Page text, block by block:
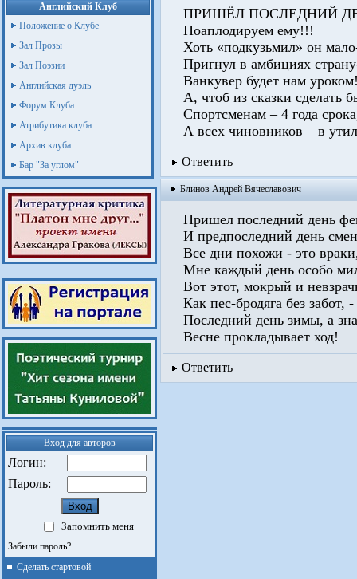
Английский Клуб
Положение о Клубе
Зал Прозы
Зал Поэзии
Английская дуэль
Форум Клуба
Атрибутика клуба
Архив клуба
Бар "За углом"
Вход для авторов
Логин:
Пароль:
Запомнить меня
Забыли пароль?
Сделать стартовой
ПРИШЁЛ ПОСЛЕДНИЙ
Поаплодируем ему!!!
Хоть «подкузьмил» он
Пригнул в амбициях
Ванкувер будет нам
А, чтоб из сказки сделать
Спортсменам – 4 года
А всех чиновников – в
Ответить
Блинов Андрей Вячеславович
Пришел последний день
И предпоследний день
Все дни похожи - это
Мне каждый день особо
Вот этот, мокрый и
Как пес-бродяга без забот, -
Последний день зимы, а
Весне прокладывает ход!
Ответить